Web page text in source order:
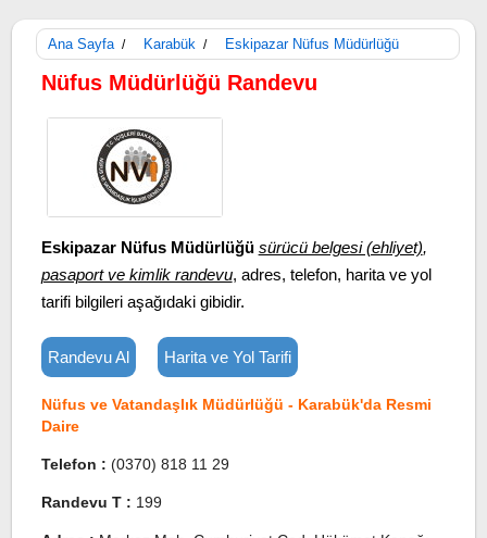
Ana Sayfa / Karabük / Eskipazar Nüfus Müdürlüğü
Nüfus Müdürlüğü Randevu
Eskipazar Nüfus Müdürlüğü sürücü belgesi (ehliyet),
pasaport ve kimlik randevu, adres, telefon, harita ve yol
tarifi bilgileri aşağıdaki gibidir.
Randevu Al Harita ve Yol Tarifi
Nüfus ve Vatandaşlık Müdürlüğü - Karabük'da Resmi
Daire
Telefon : (0370) 818 11 29
Randevu T : 199